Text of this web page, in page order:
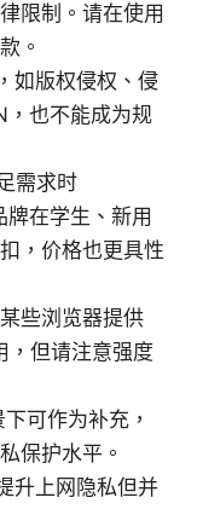
限制。请在使用
。
如版权侵权、侵
，也不能成为规
需求时
在学生、新用
，价格也更具性
些浏览器提供
，但请注意强度
可作为补充，
保护水平。
升上网隐私但并